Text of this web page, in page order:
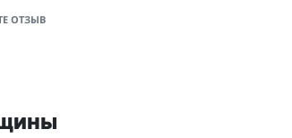
ОТЗЫВ